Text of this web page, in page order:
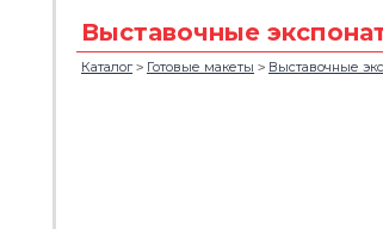
Выставочные
Каталог> Готовые макеты > Выставочные